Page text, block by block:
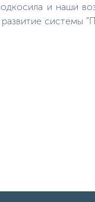
и наши
системы